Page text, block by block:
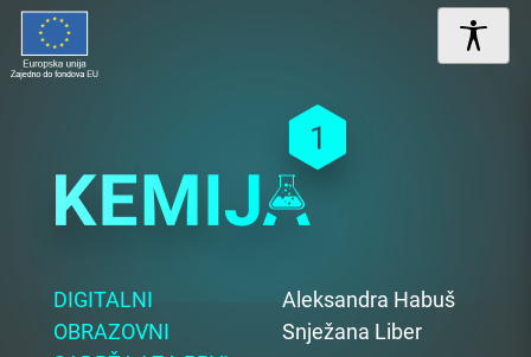
DIGITALNI
OBRAZOVNI
Aleksandra Habuš
Snježana Liber